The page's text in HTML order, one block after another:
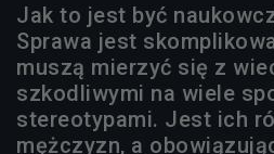
Jak to jest być
Sprawa jest
muszą mierzyć się z
szkodliwymi na wiele
stereotypami. Jest ich
mężczyzn, a